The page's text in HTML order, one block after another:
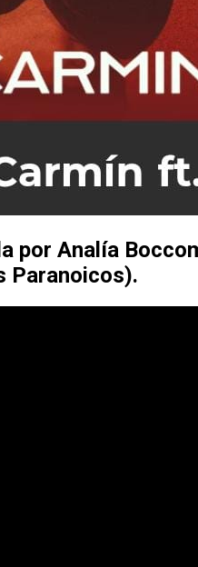
por Analía
Paranoicos).